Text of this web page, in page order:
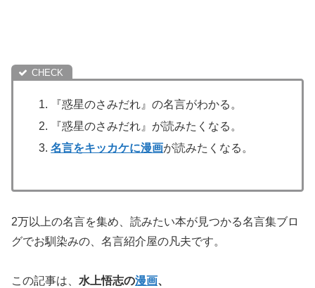
『惑星のさみだれ』の名言がわかる。
『惑星のさみだれ』が読みたくなる。
名言をキッカケに漫画が読みたくなる。
2万以上の名言を集め、読みたい本が見つかる名言集ブロ
グでお馴染みの、名言紹介屋の凡夫です。
この記事は、 水上悟志の漫画、